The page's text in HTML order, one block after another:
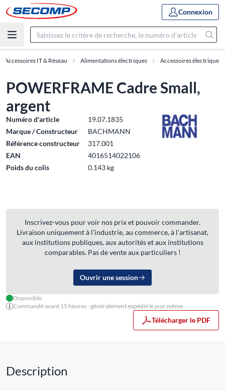
Connexion
Accessoires IT & Réseau Alimentations électriques Accessoires électrique
POWERFRAME Cadre Small,
argent
Numéro d'article
19.07.1835
Marque / Constructeur
BACHMANN
Référence constructeur
317.001
EAN
4016514022106
Poids du colis
0.143 kg
Inscrivez-vous pour voir nos prix et pouvoir commander.
Livraison uniquement à l'industrie, au commerce, à l'artisanat,
aux institutions publiques, aux autorités et aux institutions
comparables. Pas de vente aux particuliers !
Ouvrir une session
Disponible
Commandé avant 15 heures - généralement expédié le jour même
Télécharger le PDF
Description